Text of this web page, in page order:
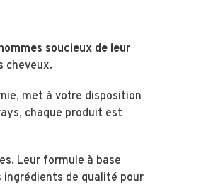
soucieux de leur
cheveux.
met à votre disposition
chaque produit est
Leur formule à base
de qualité pour